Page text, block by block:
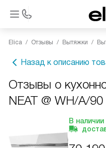
Elica Отзывы Вытяжки
Назад к описанию
Отзывы о
NEAT @ WH/A/90
В наличии